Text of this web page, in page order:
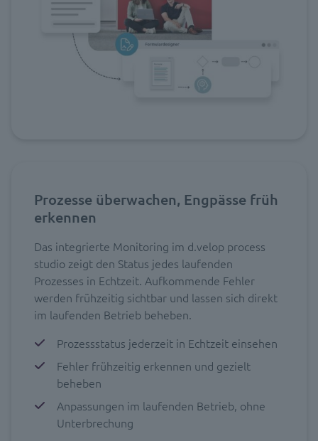
Prozesse überwachen, Engpässe früh
erkennen
Das integrierte Monitoring im d.velop process
studio zeigt den Status jedes laufenden
Prozesses in Echtzeit. Aufkommende Fehler
werden frühzeitig sichtbar und lassen sich direkt
im laufenden Betrieb beheben.
Prozessstatus jederzeit in Echtzeit einsehen
Fehler frühzeitig erkennen und gezielt
beheben
Anpassungen im laufenden Betrieb, ohne
Unterbrechung